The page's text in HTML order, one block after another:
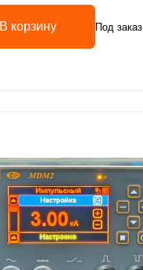
В корзину Под заказ